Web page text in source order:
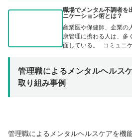
職場でメンタル不調者を
ニケーション術とは？
産業医や保健師、企業の
康管理に携わる人は、多
面している。 コミュニ
管理職によるメンタルヘルス
取り組み事例
管理職によるメンタルヘルスケアを機